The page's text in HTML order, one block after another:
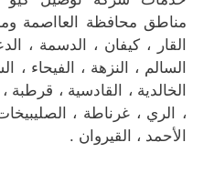
مناطق محافظة العااصمة
القار ، كيفان ، الدسمة ،
السالم ، النزهة ، الفيحاء ،
الخالدية ، القادسية ،
، الري ، غرناطة ،
الأحمد ، القيروان .